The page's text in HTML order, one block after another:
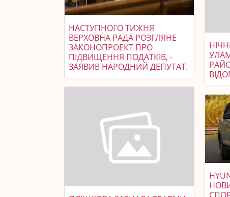
НАСТУПНОГО ТИЖНЯ
ВЕРХОВНА РАДА РОЗГЛЯНЕ
ЗАКОНОПРОЕКТ ПРО
ПІДВИЩЕННЯ ПОДАТКІВ, -
ЗАЯВИВ НАРОДНИЙ ДЕПУТАТ.